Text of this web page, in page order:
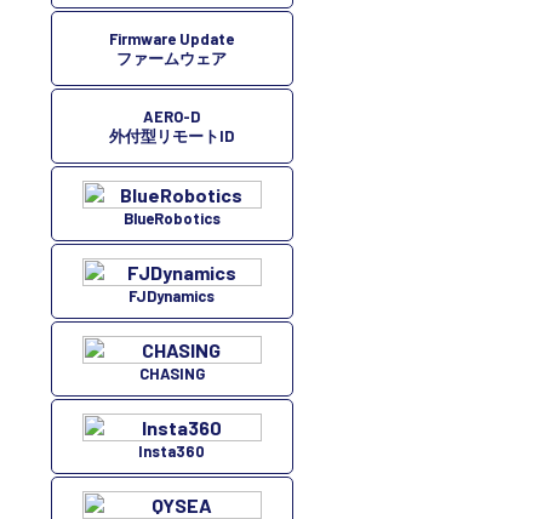
Firmware Update
ファームウェア
AERO-D
外付型リモートID
BlueRobotics
FJDynamics
CHASING
Insta360